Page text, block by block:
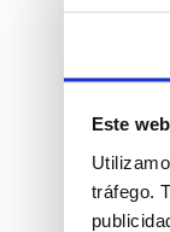
Este
tráfego.